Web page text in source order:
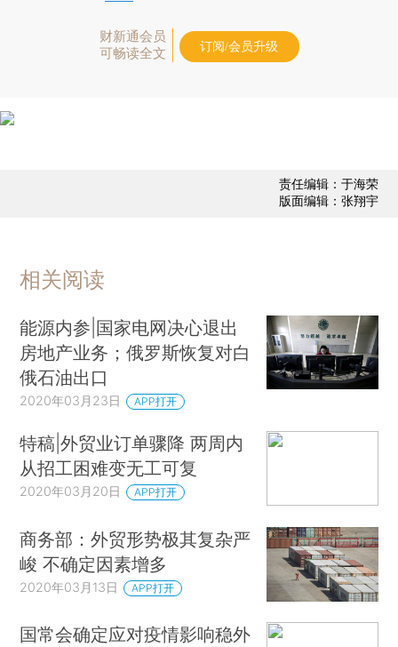
财新通会员
可畅读全文
订阅/会员升级
责任编辑：于海荣
版面编辑：张翔宇
相关阅读
能源内参|国家电网决心退出
房地产业务；俄罗斯恢复对白
俄石油出口
2020年03月23日 APP打开
特稿|外贸业订单骤降 两周内
从招工困难变无工可复
2020年03月20日 APP打开
商务部：外贸形势极其复杂严
峻 不确定因素增多
2020年03月13日 APP打开
国常会确定应对疫情影响稳外